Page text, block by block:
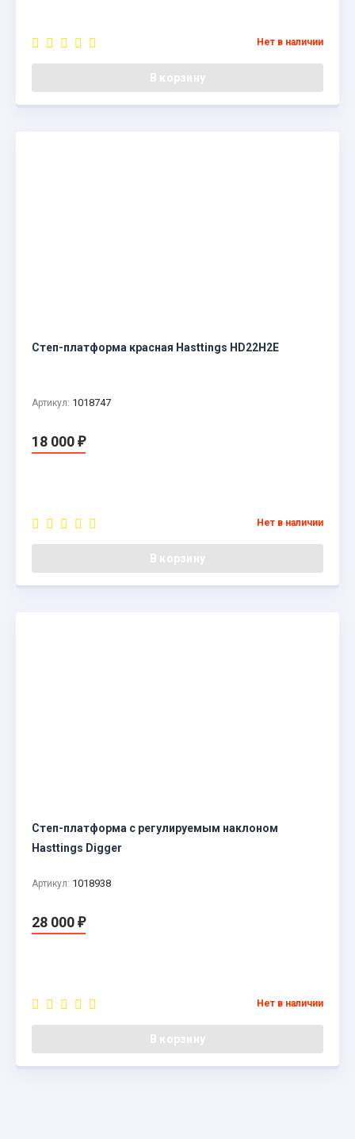
Нет в наличии
В корзину
Степ-платформа красная Hasttings HD22H2E
Артикул: 1018747
18 000 ₽
Нет в наличии
В корзину
Степ-платформа с регулируемым наклоном
Hasttings Digger
Артикул: 1018938
28 000 ₽
Нет в наличии
В корзину